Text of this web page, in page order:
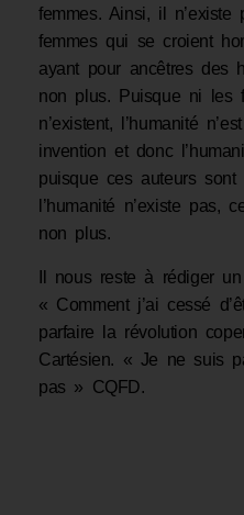
femmes. Ainsi, il n’existe
femmes qui se croient
ayant pour ancêtres des
non plus. Puisque ni les
n’existent, l’humanité
invention et donc
puisque ces auteurs sont
l’humanité n’existe pas,
non plus.
Il nous reste à rédiger
« Comment j’ai cessé
parfaire la révolution
Cartésien. « Je ne suis
pas » CQFD.